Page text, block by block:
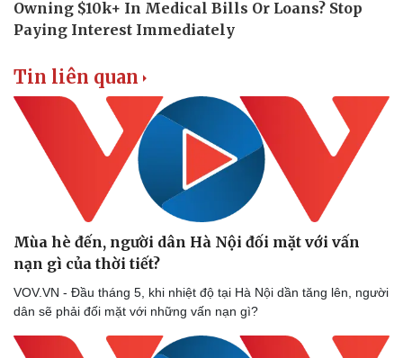
Tin liên quan
Mùa hè đến, người dân Hà Nội đối mặt với vấn
nạn gì của thời tiết?
VOV.VN - Đầu tháng 5, khi nhiệt độ tại Hà Nội dần tăng lên, người
dân sẽ phải đối mặt với những vấn nạn gì?